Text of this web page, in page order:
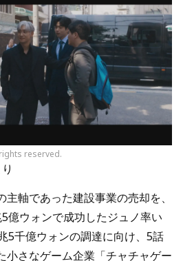
reserved.
軸であった建設事業の売却を、
億ウォンで成功したジュノ率い
5千億ウォンの調達に向け、5話
小さなゲーム企業「チャチャゲー